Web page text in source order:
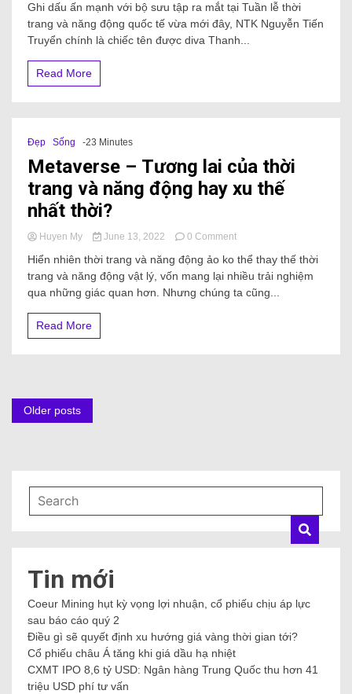
Ghi dấu ấn mạnh với bộ sưu tập ra mắt tại Tuần lễ thời
trang và năng động quốc tế vừa mới đây, NTK Nguyễn Tiến
Truyển chính là chiếc tên được diva Thanh...
Read More
Đẹp Sống -23 Minutes
Metaverse – Tương lai của thời
trang và năng động hay xu thế
nhất thời?
Huyen My June 13, 2022 0 Comment
Hiển nhiên thời trang và năng động ảo ko thể thay thế thời
trang và năng động vật lý, vốn mang lại nhiều trải nghiệm
qua những giác quan hơn. Nhưng chúng ta cũng...
Read More
Older posts
Tin mới
Coeur Mining hụt kỳ vọng lợi nhuận, cổ phiếu chịu áp lực
sau báo cáo quý 2
Điều gì sẽ quyết định xu hướng giá vàng thời gian tới?
Cổ phiếu châu Á tăng khi giá dầu hạ nhiệt
CXMT IPO 8,6 tỷ USD: Ngân hàng Trung Quốc thu hơn 41
triệu USD phí tư vấn